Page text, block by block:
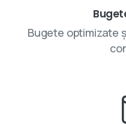
Bugete optimizate